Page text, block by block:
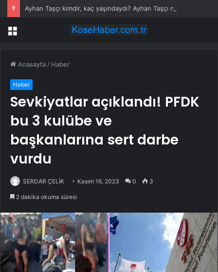
Menü
Anasayfa / Haber
Haber
Sevkiyatlar açıklandı! PFDK
bu 3 kulübe ve
başkanlarına sert darbe
vurdu
SERDAR ÇELİK Kasım 16, 2023 0 3
2 dakika okuma süresi